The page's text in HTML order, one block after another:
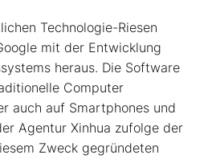
Technologie-Riesen
mit der Entwicklung
heraus. Die Software
Computer
auch auf Smartphones und
Agentur Xinhua zufolge der
Zweck gegründeten